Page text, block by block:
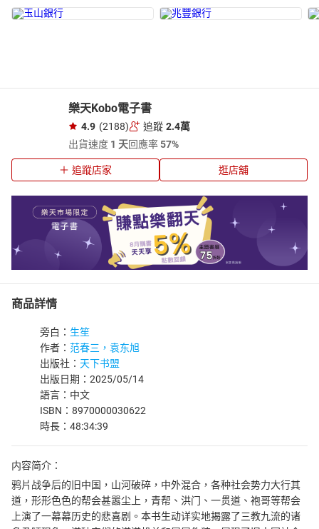
樂天Kobo電子書
4.9 (2188) 追蹤 2.4萬
出貨速度 1 天回應率57%
追蹤店家 逛店舖
商品詳情
旁白： 生笙
作者： 范春三，袁东旭
出版社： 天下书盟
出版日期：2025/05/14
語言：中文
ISBN：8970000030622
時長：48:34:39
内容简介：
鸦片战争后的旧中国，山河破碎，中外混合，各种社会势力大行其
道，形形色色的帮会甚嚣尘上，青帮、洪门、一贯道、袍哥等帮会
上演了一幕幕历史的悲喜剧。本书生动详实地揭露了三教九流的诸